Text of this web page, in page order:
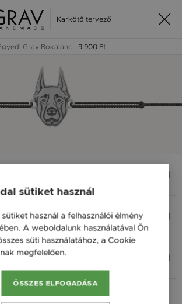
Karkötő tervező
Grav Bokalánc 9 900 Ft
sütiket használ
használ a felhasználói élmény
A weboldalunk használatával Ön
süti használatához, a Cookie
megfelelően.
ÖSSZES ELFOGADÁSA